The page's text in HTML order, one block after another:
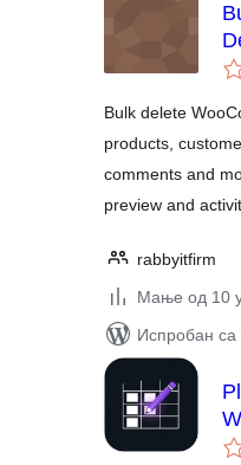
Bulk delete
products,
comments and
preview and
rabbyitfirm
Мање од 10
Испробан са